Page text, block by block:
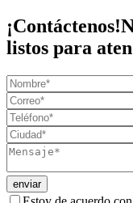
¡Contáctenos!
listos para